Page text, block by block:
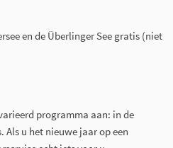
en de Überlinger See gratis (niet
programma aan: in de
u het nieuwe jaar op een